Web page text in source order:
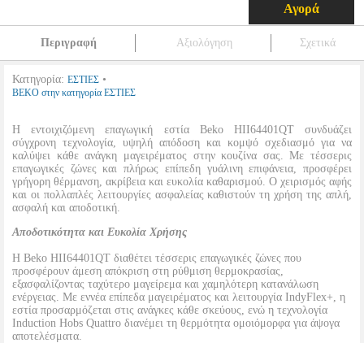
Αγορά
Περιγραφή Αξιολόγηση Σχετικά
Κατηγορία: ΕΣΤΙΕΣ •
BEKO στην κατηγορία ΕΣΤΙΕΣ
Η εντοιχιζόμενη επαγωγική εστία Beko HII64401QT συνδυάζει
σύγχρονη τεχνολογία, υψηλή απόδοση και κομψό σχεδιασμό για να
καλύψει κάθε ανάγκη μαγειρέματος στην κουζίνα σας. Με τέσσερις
επαγωγικές ζώνες και πλήρως επίπεδη γυάλινη επιφάνεια, προσφέρει
γρήγορη θέρμανση, ακρίβεια και ευκολία καθαρισμού. Ο χειρισμός αφής
και οι πολλαπλές λειτουργίες ασφαλείας καθιστούν τη χρήση της απλή,
ασφαλή και αποδοτική.
Αποδοτικότητα και Ευκολία Χρήσης
Η Beko HII64401QT διαθέτει τέσσερις επαγωγικές ζώνες που
προσφέρουν άμεση απόκριση στη ρύθμιση θερμοκρασίας,
εξασφαλίζοντας ταχύτερο μαγείρεμα και χαμηλότερη κατανάλωση
ενέργειας. Με εννέα επίπεδα μαγειρέματος και λειτουργία IndyFlex+, η
εστία προσαρμόζεται στις ανάγκες κάθε σκεύους, ενώ η τεχνολογία
Induction Hobs Quattro διανέμει τη θερμότητα ομοιόμορφα για άψογα
αποτελέσματα.